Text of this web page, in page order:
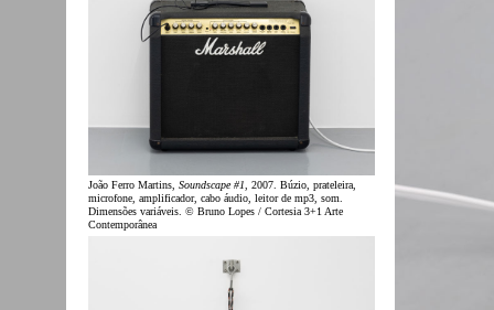
João Ferro Martins, Soundscape #1, 2007. Búzio, prateleira,
microfone, amplificador, cabo áudio, leitor de mp3, som.
Dimensões variáveis. © Bruno Lopes / Cortesia 3+1 Arte
Contemporânea